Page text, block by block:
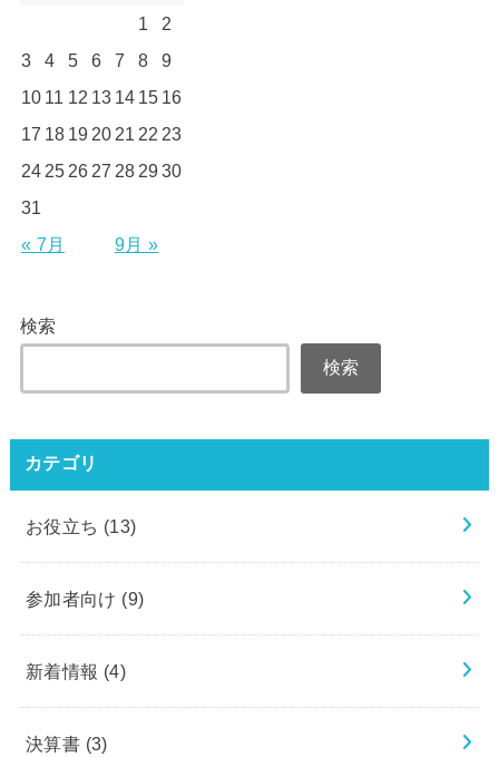
1
2
3
4 5 6 7 8
9
10 11 12 13 14 15 16
17 18 19 20 21 22 23
24 25 26 27 28 2930
31
« 7月
9月 »
検索
検索
カテゴリ
お役立ち (13)
参加者向け (9)
新着情報 (4)
決算書 (3)